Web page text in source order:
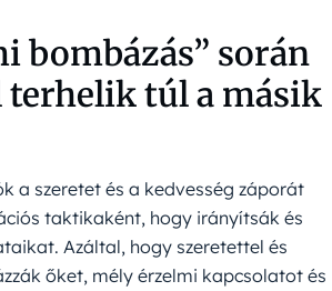
bombázás” során
terhelik túl a másik
a szeretet és a kedvesség záporát
taktikaként, hogy irányítsák és
Azáltal, hogy szeretettel és
őket, mély érzelmi kapcsolatot és